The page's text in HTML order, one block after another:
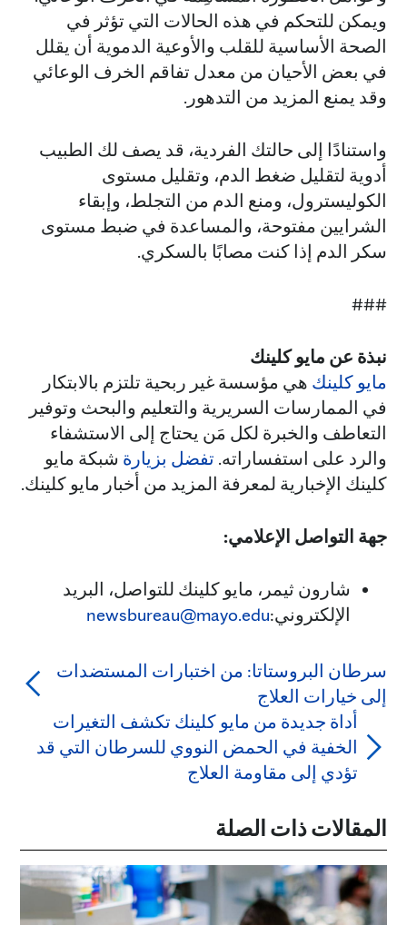
ويمكن للتحكم في هذه الحالات التي تؤثر في
الصحة الأساسية للقلب والأوعية الدموية أن يقلل
في بعض الأحيان من معدل تفاقم الخرف الوعائي
وقد يمنع المزيد من التدهور.
واستنادًا إلى حالتك الفردية، قد يصف لك الطبيب
أدوية لتقليل ضغط الدم، وتقليل مستوى
الكوليسترول، ومنع الدم من التجلط، وإبقاء
الشرايين مفتوحة، والمساعدة في ضبط مستوى
سكر الدم إذا كنت مصابًا بالسكري.
###
نبذة عن مايو كلينك
مايو كلينك هي مؤسسة غير ربحية تلتزم بالابتكار
في الممارسات السريرية والتعليم والبحث وتوفير
التعاطف والخبرة لكل مَن يحتاج إلى الاستشفاء
والرد على استفساراته. تفضل بزيارة شبكة مايو
كلينك الإخبارية لمعرفة المزيد من أخبار مايو كلينك.
جهة التواصل الإعلامي:
شارون ثيمر، مايو كلينك للتواصل، البريد
الإلكتروني:newsbureau@mayo.edu
سرطان البروستاتا: من اختبارات المستضدات
إلى خيارات العلاج
أداة جديدة من مايو كلينك تكشف التغيرات
الخفية في الحمض النووي للسرطان التي قد
تؤدي إلى مقاومة العلاج
المقالات ذات الصلة